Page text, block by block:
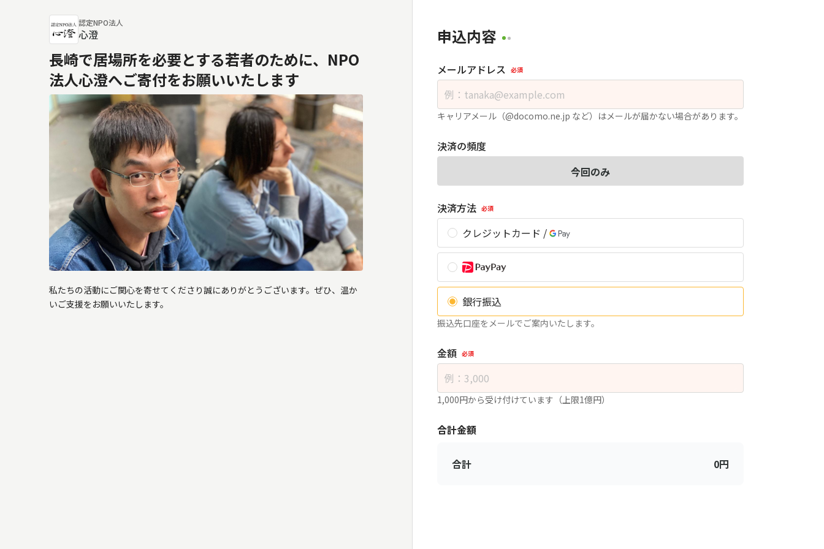
認定NPO法人
心澄
長崎で居場所を必要とする若者のために、NPO
法人心澄へご寄付をお願いいたします
私たちの活動にご関心を寄せてくださり誠にありがとうございます。ぜひ、温か
いご支援をお願いいたします。
申込内容
メールアドレス 必須
キャリアメール（@docomo.ne.jp など）はメールが届かない場合があります。
決済の頻度
今回のみ
決済方法 必須
クレジットカード /
銀行振込
振込先口座をメールでご案内いたします。
金額 必須
1,000円から受け付けています（上限1億円）
合計金額
合計 0円